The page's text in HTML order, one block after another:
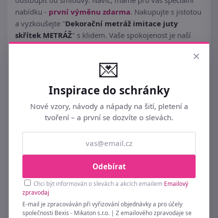
nabídku - první výměnu zdarma. Nakupujte s jistotou
a vyzkoušejte "Dekorační metráž imitace juty
skřítek METRÁŽ" s klidem. Vaše spokojenost je naší
prioritou.
Obrázek produktu "Dekorační metráž imitace juty skřítek
METRÁŽ" může být ilustrační, aby vám poskytl lepší
představu o produktu. Pokud si přejete potvrdit, že
obrázek a popisek odpovídají skutečnému produktu,
odpovědi se dočkáte co nejdříve!
ZbožíDekorační metráž imitace juty skřítek
METRÁŽje, pokud je skladem, expedováno v pracovní
dny přes PPL do 12 hodin. Výjimečně se expedice může
uskutečnit později. Objednávku doručí služba PPL v
×
💌
Inspirace do schránky
Nové vzory, návody a nápady na šití, pletení a
tvoření – a první se dozvíte o slevách.
Odebírat
Chci být informován o slevách a akcích emailem Emailový
zpravodaj
E-mail je zpracováván při vyřizování objednávky a pro účely
společnosti Bexis - Mikaton s.r.o. | Z emailového zpravodaje se